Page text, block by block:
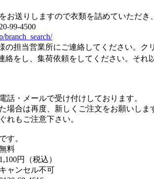
お送りしますので衣類を詰めていただ
99-4500
branch_search/
担当営業所にご連絡してください。ク
をし、集荷依頼をしてください。それ
話・メールで受け付けしております。
場合は再度、新しくご注文をお願いし
れもご注意下さい。
す。
料
円（税込）
ャンセル不可